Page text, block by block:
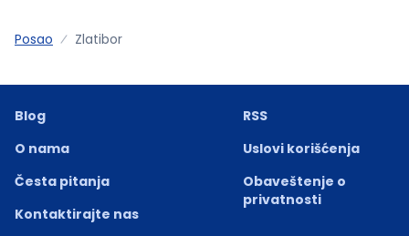
Posao Zlatibor
Blog
O nama
Česta pitanja
Kontaktirajte nas
RSS
Uslovi korišćenja
Obaveštenje o
privatnosti